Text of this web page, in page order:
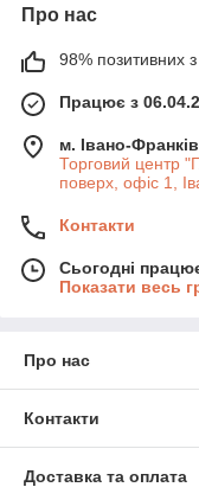
Про нас
98% позитивних з
Працює з
м. Івано-
Торговий центр
поверх, офіс 1,
Контакти
Сьогодні
Показати весь
Про нас
Контакти
Доставка та оплата